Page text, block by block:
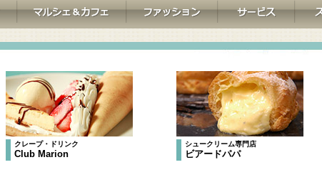
クレープ・ドリンク
Club Marion
シュークリーム専門店
ビアードパパ